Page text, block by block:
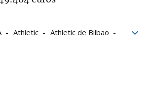
Athletic
Athletic de Bilbao